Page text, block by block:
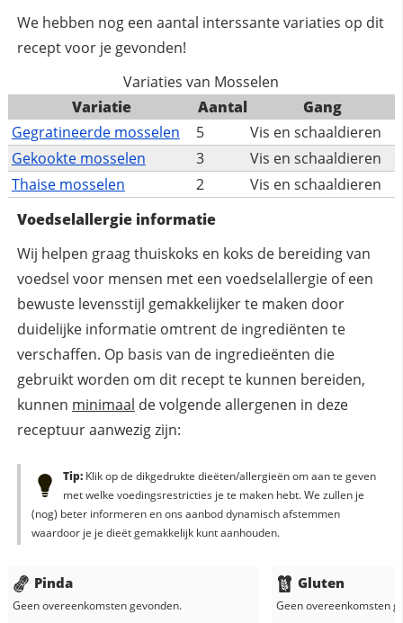
We hebben nog een aantal interssante variaties op dit
recept voor je gevonden!
Variaties van Mosselen
Variatie
Aantal
Gang
Gegratineerde mosselen
5
Vis en schaaldieren
Gekookte mosselen
3
Vis en schaaldieren
Thaise mosselen
2
Vis en schaaldieren
Voedselallergie informatie
Wij helpen graag thuiskoks en koks de bereiding van
voedsel voor mensen met een voedselallergie of een
bewuste levensstijl gemakkelijker te maken door
duidelijke informatie omtrent de ingrediënten te
verschaffen. Op basis van de ingredieënten die
gebruikt worden om dit recept te kunnen bereiden,
kunnen minimaal de volgende allergenen in deze
receptuur aanwezig zijn:
Tip:Klik op de dikgedrukte dieëten/allergieën om aan te geven
met welke voedingsrestricties je te maken hebt. We zullen je
(nog) beter informeren en ons aanbod dynamisch afstemmen
waardoor je je dieët gemakkelijk kunt aanhouden.
Pinda
Geen overeenkomsten gevonden.
Gluten
Geen overeenkomsten